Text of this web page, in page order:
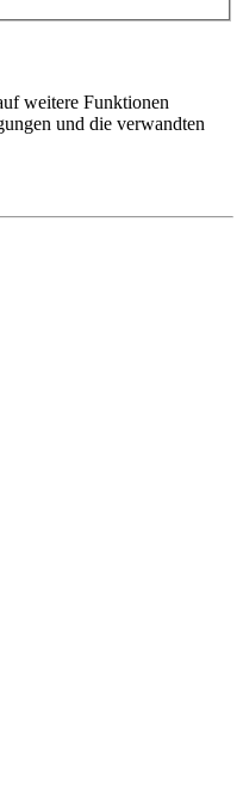
weitere Funktionen
und die verwandten